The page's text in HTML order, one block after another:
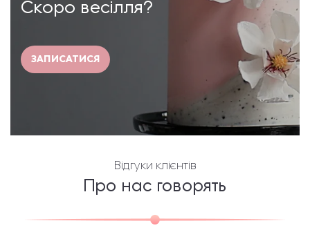
Скоро весілля?
ЗАПИСАТИСЯ
Відгуки клієнтів
Про нас говорять